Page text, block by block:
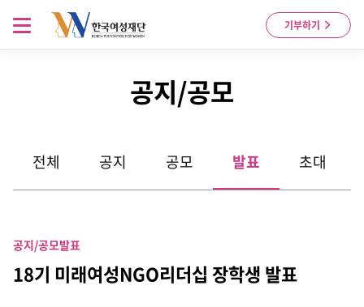
Skip to content
기부하기
메뉴 열기
공지/공모
전체 공지 공모 발표 초대
공지/공모발표
18기 미래여성NGO리더십 장학생 발표